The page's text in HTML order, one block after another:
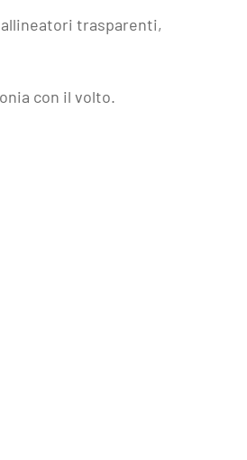
trasparenti,
con il volto.